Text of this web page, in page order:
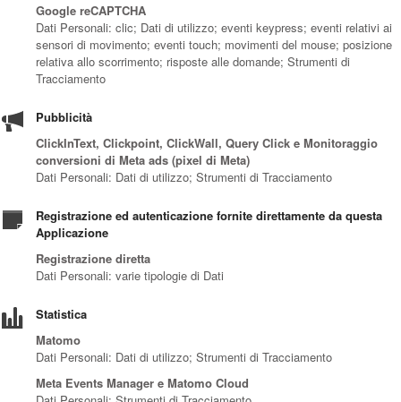
Google reCAPTCHA
Dati Personali: clic; Dati di utilizzo; eventi keypress; eventi relativi ai
sensori di movimento; eventi touch; movimenti del mouse; posizione
relativa allo scorrimento; risposte alle domande; Strumenti di
Tracciamento
Pubblicità
ClickInText, Clickpoint, ClickWall, Query Click e Monitoraggio
conversioni di Meta ads (pixel di Meta)
Dati Personali: Dati di utilizzo; Strumenti di Tracciamento
Registrazione ed autenticazione fornite direttamente da questa
Applicazione
Registrazione diretta
Dati Personali: varie tipologie di Dati
Statistica
Matomo
Dati Personali: Dati di utilizzo; Strumenti di Tracciamento
Meta Events Manager e Matomo Cloud